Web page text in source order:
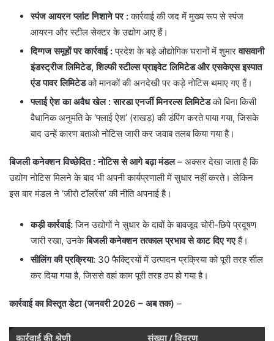
स्पंज आयरन प्लांट निशाने पर :कार्रवाई की जद में मुख्य रूप से स्पंज
आयरन और स्टील सेक्टर के उद्योग आए हैं।
दिग्गज समूहों पर कार्रवाई :प्रदेश के बड़े औद्योगिक घरानों में शुमारवासवानी
इंडस्ट्रीज लिमिटेड, शिल्फी स्टील्स प्राइवेट लिमिटेड और एसकेएस इस्पात
एंड पावर लिमिटेडको मानकों की अनदेखी पर कड़े नोटिस थमाए गए हैं।
फ्लाई ऐश का अवैध खेल : सारडा एनर्जी मिनरल्स लिमिटेडको बिना किसी
वैधानिक अनुमति के ‘फ्लाई ऐश’ (राखड़) की डंपिंग करते पाया गया, जिसके
बाद उन्हें कारण बताओ नोटिस जारी कर जवाब तलब किया गया है।
बिजली कनेक्शन विच्छेदित : नोटिस से आगे बढ़ा मंडल– अक्सर देखा जाता है कि
उद्योग नोटिस मिलने के बाद भी अपनी कार्यप्रणाली में सुधार नहीं करते। लेकिन
इस बार मंडल ने ‘जीरो टॉलरेंस’ की नीति अपनाई है।
कड़ी कार्रवाई:जिन उद्योगों ने सुधार के दावों के बावजूद चोरी-छिपे प्रदूषण
जारी रखा, उनकेबिजली कनेक्शन तत्काल प्रभाव से काट दिए गएहैं।
सीलिंग की प्रक्रिया: 30 फैक्ट्रियों में उत्पादन प्रक्रिया को पूरी तरह सील
कर दिया गया है, जिससे वहां काम पूरी तरह ठप हो गया है।
कार्रवाई का विस्तृत डेटा (जनवरी 2026 – अब तक) –